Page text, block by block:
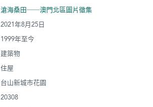
滄海桑田──澳門北區圖片徵集
2021年8月25日
1999年至今
建築物
住屋
台山新城市花園
20308